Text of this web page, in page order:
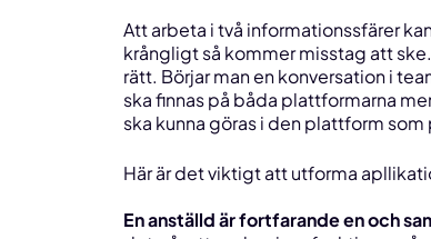
Att arbeta i två informationssfärer
krångligt så kommer misstag att
rätt. Börjar man en konversation i
ska finnas på båda plattformarna
ska kunna göras i den plattform
Här är det viktigt att utforma
En anställd är fortfarande en och